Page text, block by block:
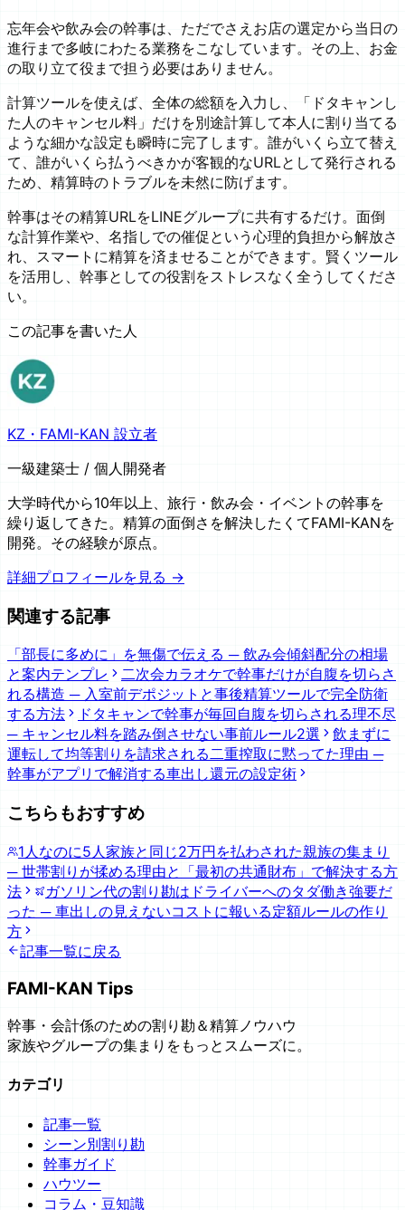
忘年会や飲み会の幹事は、ただでさえお店の選定から当日の
進行まで多岐にわたる業務をこなしています。その上、お金
の取り立て役まで担う必要はありません。
計算ツールを使えば、全体の総額を入力し、「ドタキャンし
た人のキャンセル料」だけを別途計算して本人に割り当てる
ような細かな設定も瞬時に完了します。誰がいくら立て替え
て、誰がいくら払うべきかが客観的なURLとして発行される
ため、精算時のトラブルを未然に防げます。
幹事はその精算URLをLINEグループに共有するだけ。面倒
な計算作業や、名指しでの催促という心理的負担から解放さ
れ、スマートに精算を済ませることができます。賢くツール
を活用し、幹事としての役割をストレスなく全うしてくださ
い。
この記事を書いた人
KZ・FAMI-KAN 設立者
一級建築士 / 個人開発者
大学時代から10年以上、旅行・飲み会・イベントの幹事を
繰り返してきた。精算の面倒さを解決したくてFAMI-KANを
開発。その経験が原点。
詳細プロフィールを見る →
関連する記事
「部長に多めに」を無傷で伝える ─ 飲み会傾斜配分の相場
と案内テンプレ
二次会カラオケで幹事だけが自腹を切らさ
れる構造 ─ 入室前デポジットと事後精算ツールで完全防衛
する方法
ドタキャンで幹事が毎回自腹を切らされる理不尽
─ キャンセル料を踏み倒させない事前ルール2選
飲まずに
運転して均等割りを請求される二重搾取に黙ってた理由 ─
幹事がアプリで解消する車出し還元の設定術
こちらもおすすめ
1人なのに5人家族と同じ2万円を払わされた親族の集まり
─ 世帯割りが揉める理由と「最初の共通財布」で解決する方
法
ガソリン代の割り勘はドライバーへのタダ働き強要だ
った ─ 車出しの見えないコストに報いる定額ルールの作り
方
記事一覧に戻る
FAMI-KAN Tips
幹事・会計係のための割り勘＆精算ノウハウ
家族やグループの集まりをもっとスムーズに。
カテゴリ
記事一覧
シーン別割り勘
幹事ガイド
ハウツー
コラム・豆知識